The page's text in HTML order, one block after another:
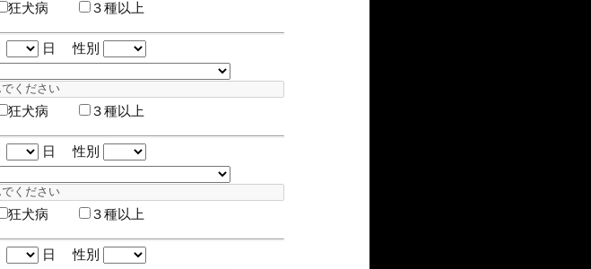
狂犬病 ３種以上
日 性別
狂犬病 ３種以上
日 性別
狂犬病 ３種以上
日 性別